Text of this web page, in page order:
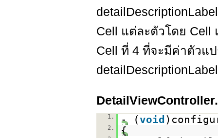
Cell แต่ละตัวโดย Cell
Cell ที่ 4 ที่จะมีค่าตัวแ
1. - ( void
2. {